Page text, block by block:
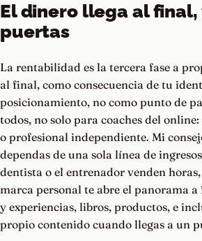
El dinero llega al final,
puertas
La rentabilidad es la tercera fase a
al final, como consecuencia de tu
posicionamiento, no como punto de
todos, no solo para coaches del
o profesional independiente. Mi
dependas de una sola línea de
dentista o el entrenador venden
marca personal te abre el panorama
y experiencias, libros, productos, e
propio contenido cuando llegas a un